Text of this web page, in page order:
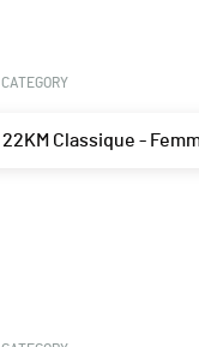
CATEGORY
22KM Classique -